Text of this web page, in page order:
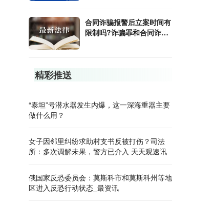
合同诈骗报警后立案时间有
限制吗?诈骗罪和合同诈骗
精彩推送
“泰坦”号潜水器发生内爆，这一深海重器主要
做什么用？
女子因邻里纠纷求助村支书反被打伤？司法
所：多次调解未果，警方已介入 天天观速讯
俄国家反恐委员会：莫斯科市和莫斯科州等地
区进入反恐行动状态_最资讯